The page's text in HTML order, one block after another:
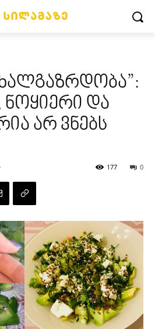
და
არ ვნებს
0
177